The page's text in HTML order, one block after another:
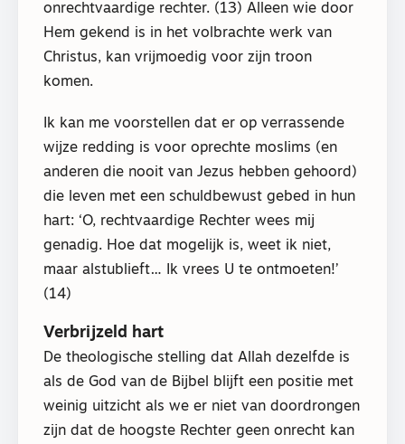
onrechtvaardige rechter. (13) Alleen wie door
Hem gekend is in het volbrachte werk van
Christus, kan vrijmoedig voor zijn troon
komen.
Ik kan me voorstellen dat er op verrassende
wijze redding is voor oprechte moslims (en
anderen die nooit van Jezus hebben gehoord)
die leven met een schuldbewust gebed in hun
hart: ‘O, rechtvaardige Rechter wees mij
genadig. Hoe dat mogelijk is, weet ik niet,
maar alstublieft… Ik vrees U te ontmoeten!’
(14)
Verbrijzeld hart
De theologische stelling dat Allah dezelfde is
als de God van de Bijbel blijft een positie met
weinig uitzicht als we er niet van doordrongen
zijn dat de hoogste Rechter geen onrecht kan